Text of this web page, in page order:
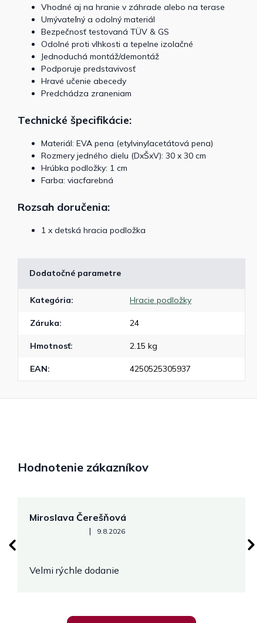
Vhodné aj na hranie v záhrade alebo na terase
Umývateľný a odolný materiál
Bezpečnosť testovaná TÜV & GS
Odolné proti vlhkosti a tepelne izolačné
Jednoduchá montáž/demontáž
Podporuje predstavivosť
Hravé učenie abecedy
Predchádza zraneniam
Technické špecifikácie:
Materiál: EVA pena (etylvinylacetátová pena)
Rozmery jedného dielu (DxŠxV): 30 x 30 cm
Hrúbka podložky: 1 cm
Farba: viacfarebná
Rozsah doručenia:
1 x detská hracia podložka
Dodatočné parametre
Kategória: Hracie podložky
Záruka: 24
Hmotnosť: 2.15 kg
EAN: 4250525305937
Hodnotenie zákazníkov
Miroslava Čerešňová
Hodnotenie obchodu je 5 z 5 hviezdičiek.
| 9.8.2026
Velmi rýchle dodanie